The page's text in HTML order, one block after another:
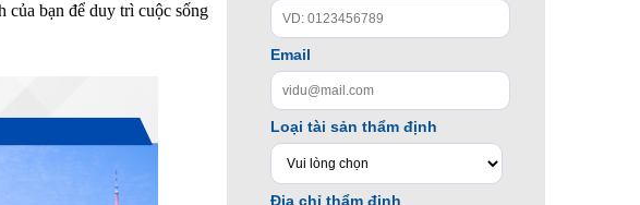
của bạn để duy trì cuộc sống